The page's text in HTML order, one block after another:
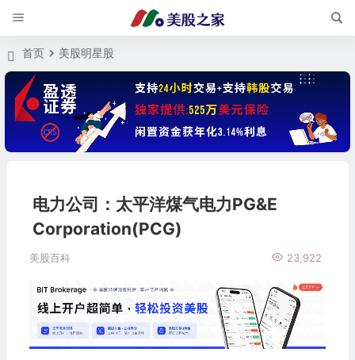
首页 美股明星股
电力公司：太平洋煤气电力PG&E
Corporation(PCG)
美股百科 23,922